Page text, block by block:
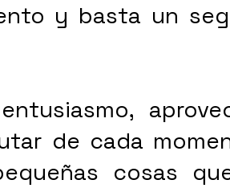
y basta un
de cada
cosas